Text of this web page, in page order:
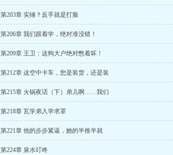
第203章 实锤？反手就是打脸
第206章 我们跟着学，绝对准没错！
第209章 王卫：这狗大户绝对憋着坏！
第212章 这空中卡车，您是装货，还是装
第215章 火锅夜话（下）弟儿啊……我们
第218章 瓦学弟入学求罩
第221章 他的步步紧逼，她的半推半就
第224章 泉水叮咚